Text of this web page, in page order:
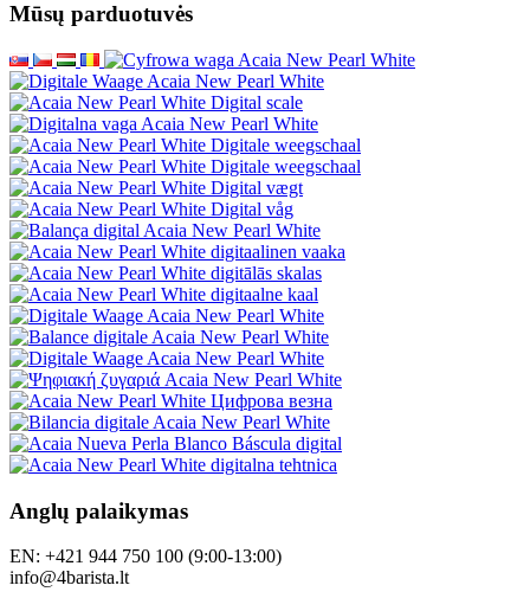
Mūsų parduotuvės
Anglų palaikymas
EN: +421 944 750 100 (9:00-13:00)
info@4barista.lt